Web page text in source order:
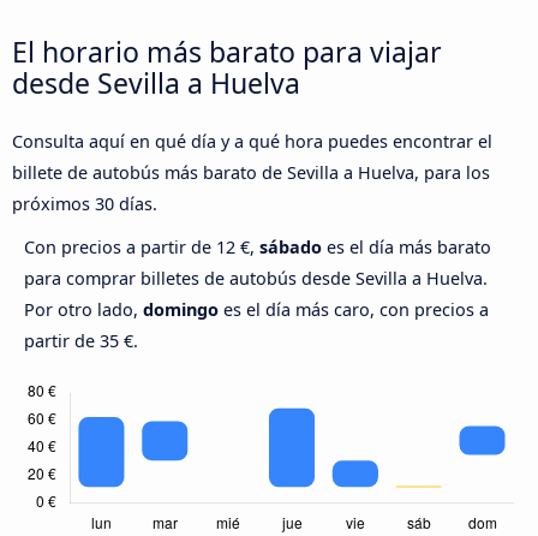
El horario más barato para viajar
desde Sevilla a Huelva
Consulta aquí en qué día y a qué hora puedes encontrar el
billete de autobús más barato de Sevilla a Huelva, para los
próximos 30 días.
Con precios a partir de 12 €, sábado es el día más barato
para comprar billetes de autobús desde Sevilla a Huelva.
Por otro lado, domingo es el día más caro, con precios a
partir de 35 €.